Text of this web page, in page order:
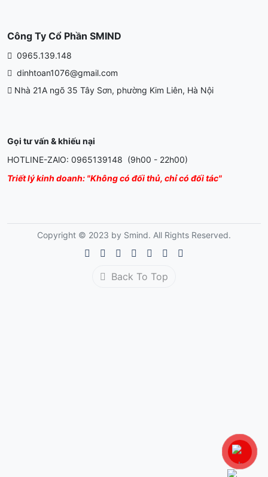
Công Ty Cổ Phần SMIND
0965.139.148
dinhtoan1076@gmail.com
Nhà 21A ngõ 35 Tây Sơn, phường Kim Liên, Hà Nội
Gọi tư vấn & khiếu nại
HOTLINE-ZAlO: 0965139148 (9h00 - 22h00)
Triết lý kinh doanh: "Không có đối thủ, chỉ có đối tác"
Copyright © 2023 by Smind. All Rights Reserved.
Back To Top